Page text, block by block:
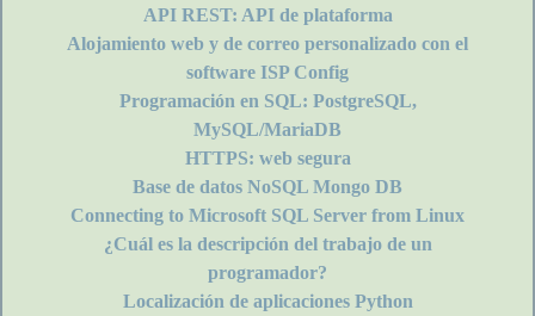
API REST: API de plataforma
Alojamiento web y de correo personalizado con el
software ISP Config
Programación en SQL: PostgreSQL,
MySQL/MariaDB
HTTPS: web segura
Base de datos NoSQL Mongo DB
Connecting to Microsoft SQL Server from Linux
¿Cuál es la descripción del trabajo de un
programador?
Localización de aplicaciones Python